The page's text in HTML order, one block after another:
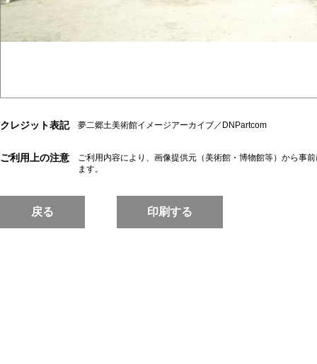
クレジット表記 夢二郷土美術館イメージアーカイブ／DNPartcom
ご利用上の注意
ご利用内容により、画像提供元（美術館・博物館等）から事
ます。
戻る 印刷する